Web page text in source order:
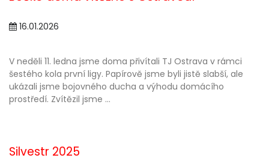
16.01.2026
V neděli 11. ledna jsme doma přivítali TJ Ostrava v rámci
šestého kola první ligy. Papírově jsme byli jistě slabší, ale
ukázali jsme bojovného ducha a výhodu domácího
prostředí. Zvítězil jsme ...
Silvestr 2025